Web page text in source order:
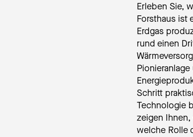
Erleben Sie,
Forsthaus ist
Erdgas
rund einen
Schritt
Technologie
zeigen
welche Rolle